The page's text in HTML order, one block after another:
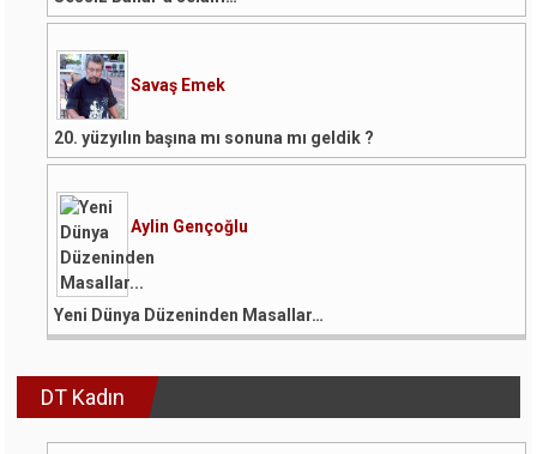
Savaş Emek
20. yüzyılın başına mı sonuna mı geldik ?
Aylin Gençoğlu
Yeni Dünya Düzeninden Masallar…
DT Kadın